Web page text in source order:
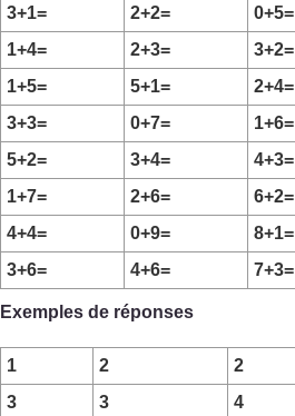
3+1= 2+2= 0+5=
1+4=
2+3= 3+2=
1+5=
5+1= 2+4=
3+3=
0+7= 1+6=
5+2=
3+4= 4+3=
1+7=
2+6= 6+2=
4+4=
0+9= 8+1=
3+6=
4+6= 7+3=
Exemples de réponses
1 2 2
3
3 4